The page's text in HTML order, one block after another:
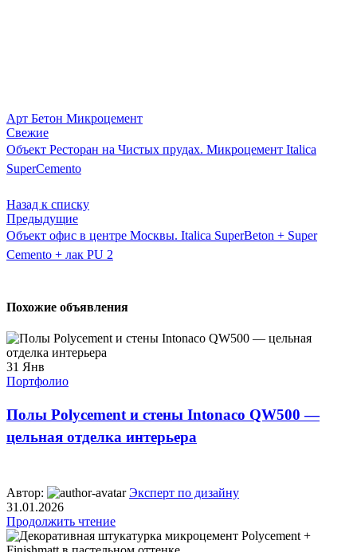
Арт Бетон Микроцемент
Свежие
Объект Ресторан на Чистых прудах. Микроцемент Italica
SuperCemento
Назад к списку
Предыдущие
Объект офис в центре Москвы. Italica SuperBeton + Super
Cemento + лак PU 2
Похожие объявления
31 Янв
Портфолио
Полы Polycement и стены Intonaco QW500 —
цельная отделка интерьера
Автор:
Эксперт по дизайну
31.01.2026
Продолжить чтение